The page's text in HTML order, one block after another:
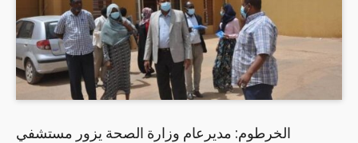
الخرطوم: مديرعام وزارة الصحة يزور مستشفي